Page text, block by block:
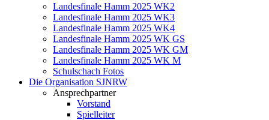
Landesfinale Hamm 2025 WK2
Landesfinale Hamm 2025 WK3
Landesfinale Hamm 2025 WK4
Landesfinale Hamm 2025 WK GS
Landesfinale Hamm 2025 WK GM
Landesfinale Hamm 2025 WK M
Schulschach Fotos
Die Organisation SJNRW
Ansprechpartner
Vorstand
Spielleiter